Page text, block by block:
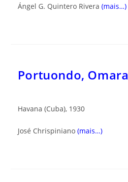
Ángel G. Quintero Rivera (mais…)
Portuondo, Omara
Havana (Cuba), 1930
José Chrispiniano (mais…)